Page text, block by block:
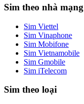
Sim theo nhà mạng
Sim Viettel
Sim Vinaphone
Sim Mobifone
Sim Vietnamobile
Sim Gmobile
Sim iTelecom
Sim theo loại